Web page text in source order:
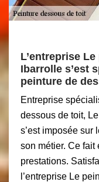
L’entreprise
Ibarrolle s’est
peinture de
Entreprise
dessous de toit,
s’est imposée sur
son métier. Ce fait
prestations.
l’entreprise Le